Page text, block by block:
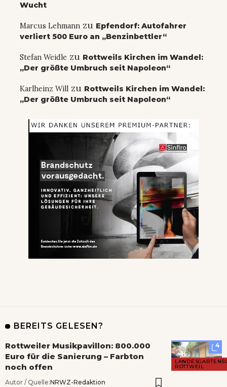
Wucht
Marcus Lehmann zu Epfendorf: Autofahrer
verliert 500 Euro an „Benzinbettler“
Stefan Weidle zu Rottweils Kirchen im Wandel:
„Der größte Umbruch seit Napoleon“
Karlheinz Will zu Rottweils Kirchen im Wandel:
„Der größte Umbruch seit Napoleon“
BEREITS GELESEN?
4
ROTTWEIL
Rottweiler Musikpavillon: 800.000
Euro für die Sanierung – Farbton
noch offen
Autor / Quelle:NRWZ-Redaktion